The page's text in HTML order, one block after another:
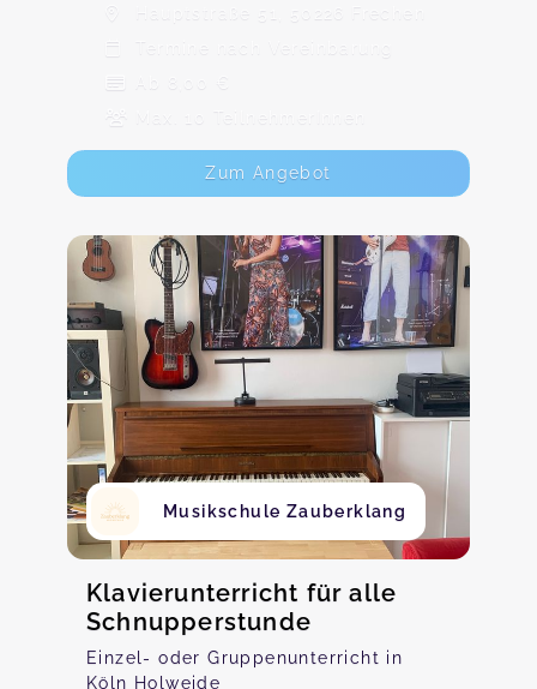
Hauptstraße 51, 50226 Frechen
Termine nach Vereinbarung
Ab 8,00 €
Max. 10 TeilnehmerInnen
Zum Angebot
Musikschule Zauberklang
Klavierunterricht für alle
Schnupperstunde
Einzel- oder Gruppenunterricht in
Köln Holweide